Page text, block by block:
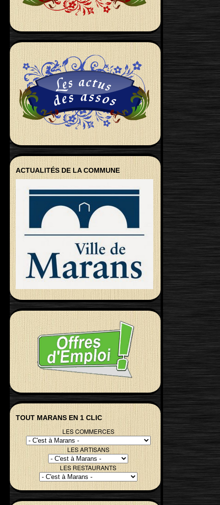
ACTUALITÉS DE LA COMMUNE
TOUT MARANS EN 1 CLIC
LES COMMERCES
LES ARTISANS
LES RESTAURANTS